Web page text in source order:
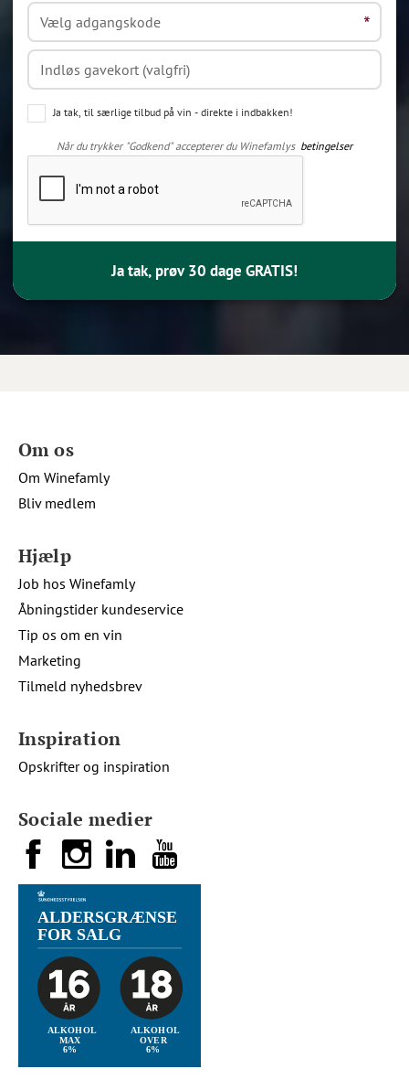
Ja tak, til særlige tilbud på vin - direkte i indbakken!
Når du trykker "Godkend" accepterer du Winefamlys betingelser
Ja tak, prøv 30 dage GRATIS!
Sociale medier
Om os
Om Winefamly
Bliv medlem
Hjælp
Job hos Winefamly
Åbningstider kundeservice
Tip os om en vin
Marketing
Tilmeld nyhedsbrev
Inspiration
Opskrifter og inspiration